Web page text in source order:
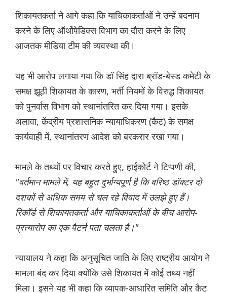
शिकायतकर्ता ने आगे कहा कि याचिकाकर्ताओं ने उन्हें बदनाम
करने के लिए ऑर्थोपेडिक्स विभाग का दौरा करने के लिए
आजतक मीडिया टीम की व्यवस्था की।
यह भी आरोप लगाया गया कि डॉ सिंह द्वारा ब्रॉड-बेस्ड कमेटी के
समक्ष झूठी शिकायत के कारण, भर्ती नियमों के विरुद्ध शिकायत
को पुनर्वास विभाग को स्थानांतरित कर दिया गया। इसके
अलावा, केंद्रीय प्रशासनिक न्यायाधिकरण (कैट) के समक्ष
कार्यवाही में, स्थानांतरण आदेश को बरकरार रखा गया।
मामले के तथ्यों पर विचार करते हुए, हाईकोर्ट ने टिप्पणी की,
"वर्तमान मामले में, यह बहुत दुर्भाग्यपूर्ण है कि वरिष्ठ डॉक्टर दो
दशकों से अधिक समय से चल रहे विवाद में उलझे हुए हैं।
रिकॉर्ड से शिकायतकर्ता और याचिकाकर्ताओं के बीच आरोप-
प्रत्यारोप का एक पैटर्न पता चलता है।"
न्यायालय ने कहा कि अनुसूचित जाति के लिए राष्ट्रीय आयोग ने
मामला बंद कर दिया क्योंकि उसे शिकायत में कोई तथ्य नहीं
मिला। इसने यह भी कहा कि व्यापक-आधारित समिति और कैट